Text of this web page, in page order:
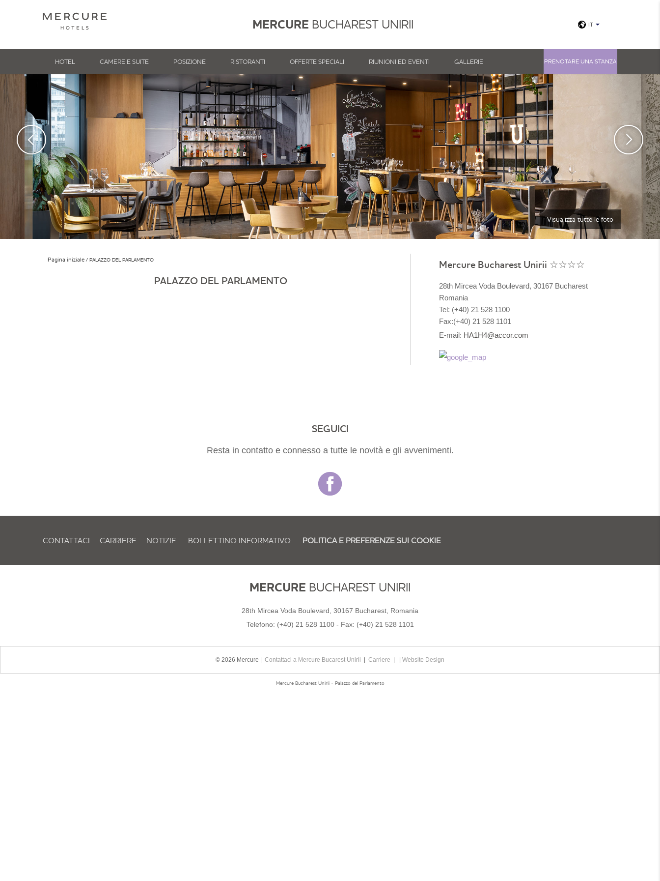
MERCURE BUCHAREST UNIRII IT
HOTEL CAMERE E SUITE POSIZIONE RISTORANTI OFFERTE SPECIALI RIUNIONI ED EVENTI GALLERIE PRENOTARE UNA STANZA
Visualizza tutte le foto
Pagina iniziale PALAZZO DEL PARLAMENTO
PALAZZO DEL PARLAMENTO
Mercure Bucharest Unirii ☆☆☆☆
28th Mircea Voda Boulevard, 30167 Bucharest
Romania
Tel: (+40) 21 528 1100
Fax:(+40) 21 528 1101
E-mail: HA1H4@accor.com
SEGUICI
Resta in contatto e connesso a tutte le novità e gli avvenimenti.
CONTATTACI CARRIERE NOTIZIE BOLLETTINO INFORMATIVO POLITICA E PREFERENZE SUI COOKIE
MERCURE BUCHAREST UNIRII
28th Mircea Voda Boulevard, 30167 Bucharest, Romania
Telefono: (+40) 21 528 1100- Fax: (+40) 21 528 1101
© 2026 Mercure | Contattaci a Mercure Bucarest Unirii Carriere Website Design
Mercure Bucharest Unirii - Palazzo del Parlamento